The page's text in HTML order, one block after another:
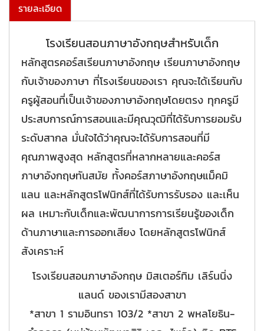
รายละเอียด
โรงเรียนสอนภาษาอังกฤษสำหรับเด็ก
หลักสูตรคอร์สเรียนภาษาอังกฤษ เรียนภาษาอังกฤษ
กับเจ้าของภาษา ที่โรงเรียนของเรา คุณจะได้เรียนกับ
ครูผู้สอนที่เป็นเจ้าของภาษาอังกฤษโดยตรง ทุกครูมี
ประสบการณ์การสอนและมีคุณวุฒิที่ได้รับการยอมรับ
ระดับสากล มั่นใจได้ว่าคุณจะได้รับการสอนที่มี
คุณภาพสูงสุด หลักสูตรที่หลากหลายและคอร์ส
ภาษาอังกฤษทันสมัย ทั้งคอร์สภาษาอังกฤษแม็คมิ
แลน และหลักสูตรโฟนิกส์ที่ได้รับการรับรอง และเห็น
ผล เหมาะกับเด็กและพัฒนาการการเรียนรู้ของเด็ก
ด้านภาษาและการออกเสียง โดยหลักสูตรโฟนิกส์
สังเคราะห์
โรงเรียนสอนภาษาอังกฤษ มิสเตอร์ทิม เลิร์นนิ่ง
แลนด์ ของเรามีสองสาขา
*สาขา 1 รามอินทรา 103/2 *สาขา 2 พหลโยธิน-